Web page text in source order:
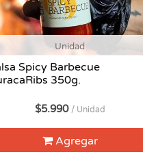
Unidad
Spicy Barbecue
350g.
$5.990 / Unidad
Agregar